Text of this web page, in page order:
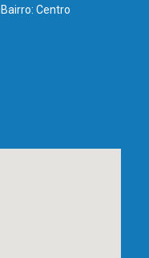
Centro